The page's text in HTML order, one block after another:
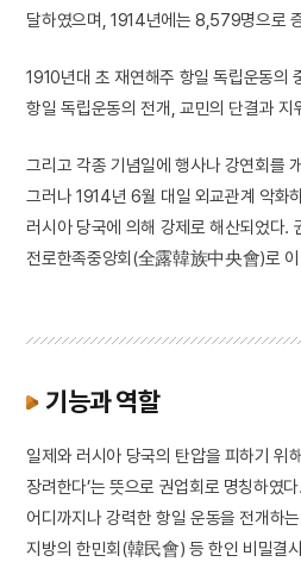
달하였으며, 1914년에는 8,579명으로
1910년대 초 재연해주 항일 독립운동의
항일 독립운동의 전개, 교민의 단결과 지
그리고 각종 기념일에 행사나 강연회를
그러나 1914년 6월 대일 외교관계 악화
러시아 당국에 의해 강제로 해산되었다.
전로한족중앙회(全露韓族中央會)로 이
기능과 역할
일제와 러시아 당국의 탄압을 피하기 위
장려한다’는 뜻으로 권업회로 명칭하였
어디까지나 강력한 항일 운동을 전개하
지방의 한민회(韓民會) 등 한인 비밀결